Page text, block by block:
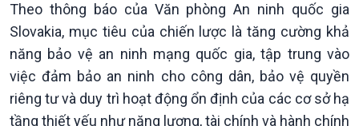
Chính trị
Thế giới
Theo thông báo của Văn phòng An ninh quốc gia
Slovakia, mục tiêu của chiến lược là tăng cường khả
năng bảo vệ an ninh mạng quốc gia, tập trung vào
việc đảm bảo an ninh cho công dân, bảo vệ quyền
riêng tư và duy trì hoạt động ổn định của các cơ sở hạ
tầng thiết yếu như năng lượng, tài chính và hành chính